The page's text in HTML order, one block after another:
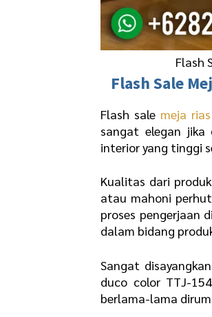
Flash
Flash Sale
Flash sale meja
sangat elegan
interior yang tinggi
Kualitas dari
atau mahoni
proses pengerjaan
dalam bidang
Sangat
duco color TTJ-
berlama-lama